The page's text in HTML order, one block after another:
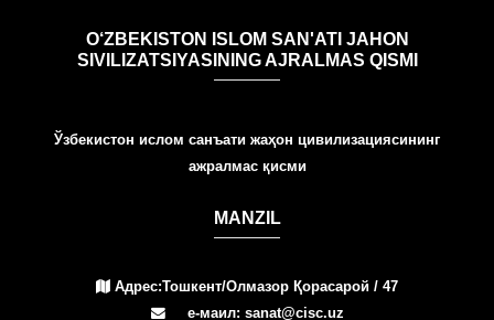
O‘ZBEKISTON ISLOM SAN'ATI JAHON
SIVILIZATSIYASINING AJRALMAS QISMI
Ўзбекистон ислом санъати жаҳон цивилизациясининг
ажралмас қисми
MANZIL
Адрес:Тошкент/Олмазор Қорасарой / 47
е-маил: sanat@cisc.uz